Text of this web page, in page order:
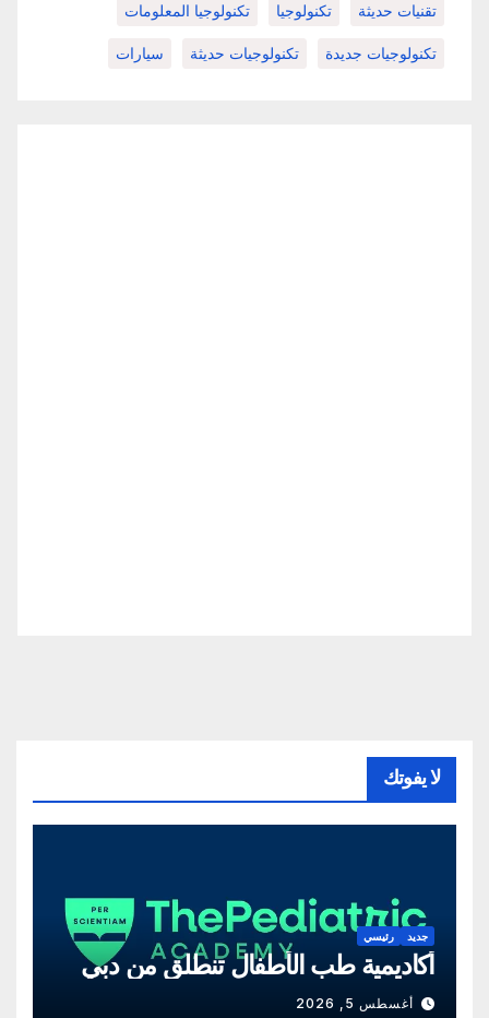
تقنيات حديثة تكنولوجيا تكنولوجيا المعلومات
تكنولوجيات جديدة تكنولوجيات حديثة سيارات
لا يفوتك
جديد رئيسي
أكاديمية طب الأطفال تنطلق من دبي
أغسطس 5, 2026